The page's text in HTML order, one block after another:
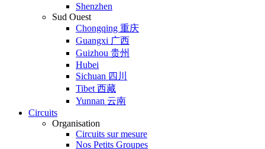
Shenzhen
Sud Ouest
Chongqing 重庆
Guangxi 广西
Guizhou 贵州
Hubei
Sichuan 四川
Tibet 西藏
Yunnan 云南
Circuits
Organisation
Circuits sur mesure
Nos Petits Groupes